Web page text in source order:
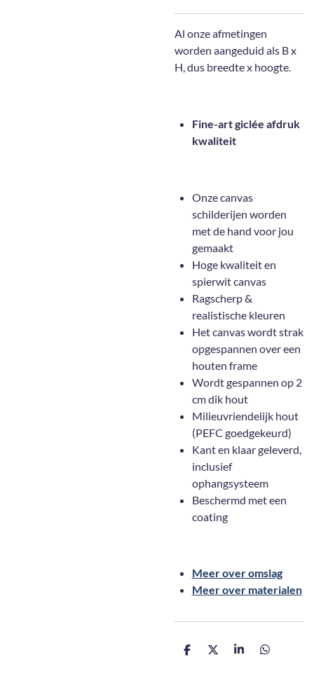
Al onze afmetingen
worden aangeduid als B x
H, dus breedte x hoogte.
Fine-art giclée afdruk
kwaliteit
Onze canvas
schilderijen worden
met de hand voor jou
gemaakt
Hoge kwaliteit en
spierwit canvas
Ragscherp &
realistische kleuren
Het canvas wordt strak
opgespannen over een
houten frame
Wordt gespannen op 2
cm dik hout
Milieuvriendelijk hout
(PEFC goedgekeurd)
Kant en klaar geleverd,
inclusief
ophangsysteem
Beschermd met een
coating
Meer over omslag
Meer over materialen
D
D
S
D